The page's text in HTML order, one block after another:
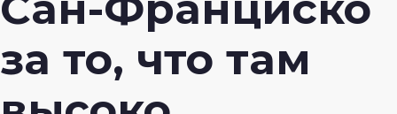
за то, что там